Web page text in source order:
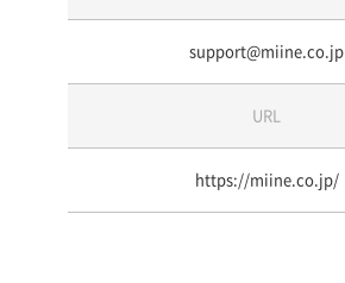
support@miine.co.jp
URL
https://miine.co.jp/